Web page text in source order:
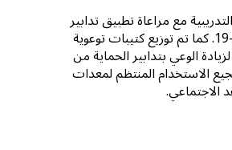
مع مراعاة تطبيق تدابير
السلامة الخاصة بكوفيد-19. كما تم توزيع كتيبات توعوية
الوعي بتدابير الحماية من
19 ولتشجيع الاستخدام المنتظم لمعدات
الاجتماعي.